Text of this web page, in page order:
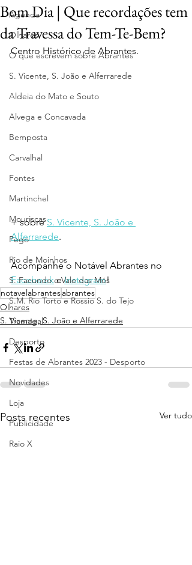
Agenda
Olhares
O que escrevem sobre Abrantes
S. Vicente, S. João e Alferrarede
Aldeia do Mato e Souto
Alvega e Concavada
Bemposta
Carvalhal
Fontes
Martinchel
Mouriscas
Pego
Rio de Moinhos
S. Facundo e Vale das Mós
S.M. Rio Torto e Rossio S. do Tejo
Tramagal
Desporto
Festas de Abrantes 2023 - Desporto
Novidades
Loja
Publicidade
Raio X
Bom Dia | Que recordações tem
da Travessa do Tem-Te-Bem?
Centro Histórico de Abrantes.
+ sobre S. Vicente, S. João e
Alferrarede.
Acompanhe o Notável Abrantes no
Facebook e Instagram!
notavelabrantesabrantes
Olhares
S. Vicente, S. João e Alferrarede
Posts recentes Ver tudo